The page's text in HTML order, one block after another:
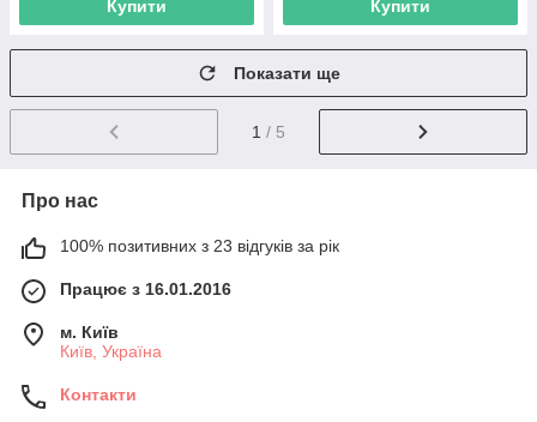
Купити Купити
Показати ще
1 / 5
Про нас
100% позитивних з 23 відгуків за рік
Працює з 16.01.2016
м. Київ
Київ, Україна
Контакти